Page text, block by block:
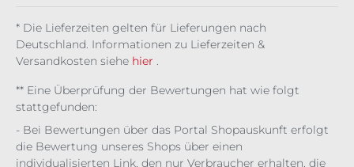
* Die Lieferzeiten gelten für Lieferungen nach
Deutschland. Informationen zu Lieferzeiten &
Versandkosten siehe hier .
** Eine Überprüfung der Bewertungen hat wie folgt
stattgefunden:
- Bei Bewertungen über das Portal Shopauskunft erfolgt
die Bewertung unseres Shops über einen
individualisierten Link, den nur Verbraucher erhalten, die